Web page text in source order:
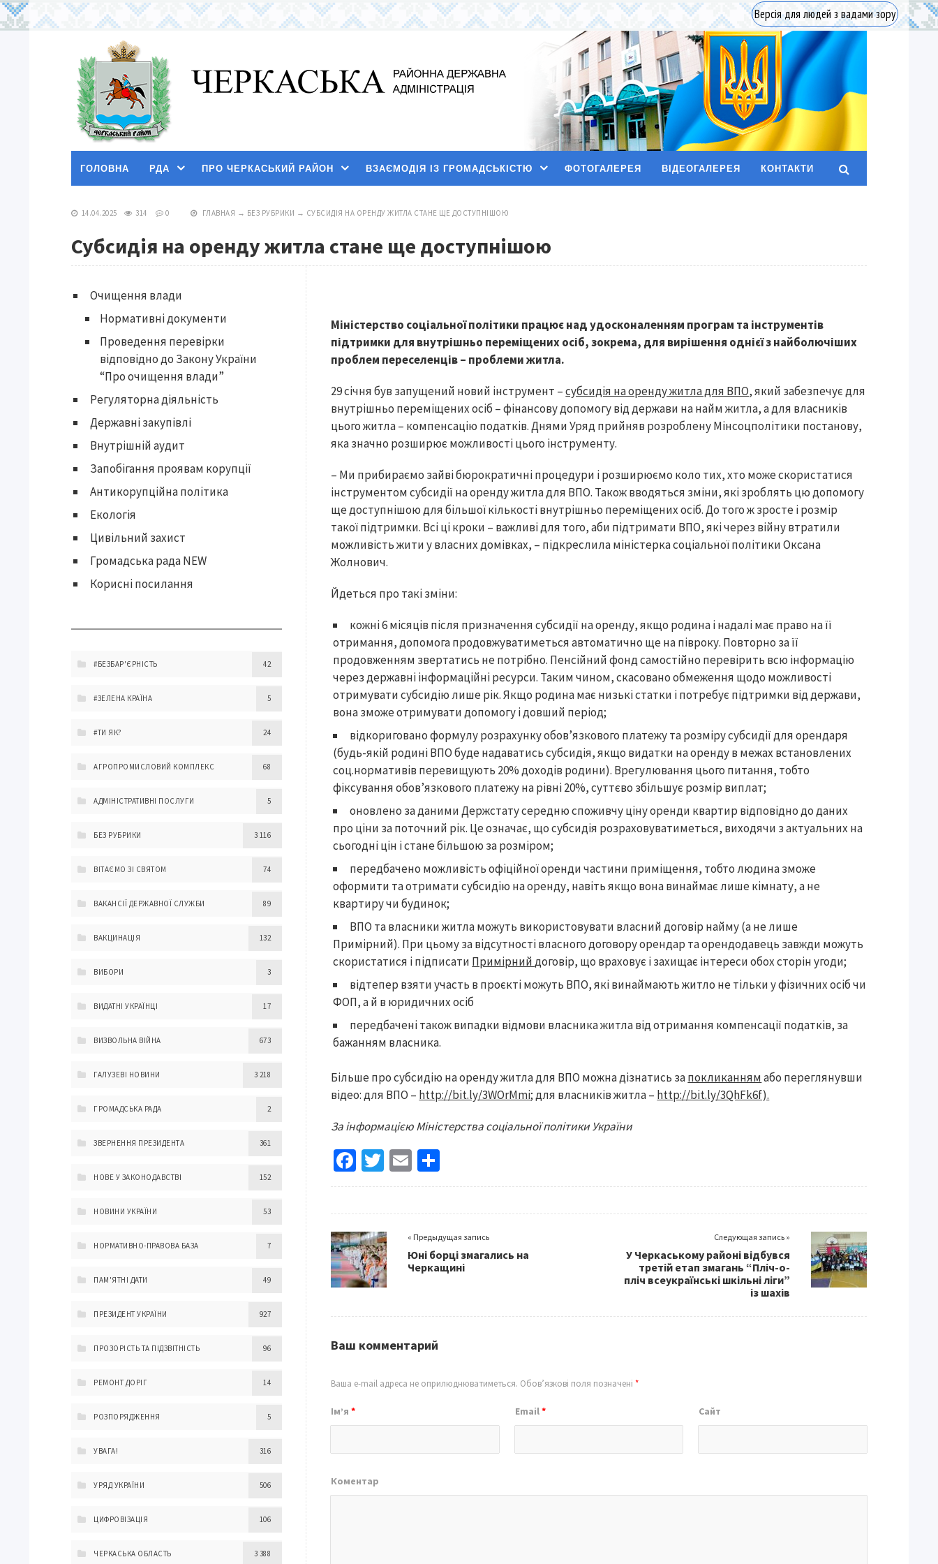
Версія для людей з вадами зору
ГОЛОВНА РДА ПРО ЧЕРКАСЬКИЙ РАЙОН ВЗАЄМОДІЯ ІЗ ГРОМАДСЬКІСТЮ ФОТОГАЛЕРЕЯ ВІДЕОГАЛЕРЕЯ КОНТАКТИ
14.04.2025 314 0 ГЛАВНАЯ → БЕЗ РУБРИКИ → СУБСИДІЯ НА ОРЕНДУ ЖИТЛА СТАНЕ ЩЕ ДОСТУПНІШОЮ
Субсидія на оренду житла стане ще доступнішою
Міністерство соціальної політики працює над удосконаленням програм та інструментів
підтримки для внутрішньо переміщених осіб, зокрема, для вирішення однієї з найболючіших
проблем переселенців – проблеми житла.
29 січня був запущений новий інструмент –субсидія на оренду житла для ВПО, який забезпечує для
внутрішньо переміщених осіб – фінансову допомогу від держави на найм житла, а для власників
цього житла – компенсацію податків. Днями Уряд прийняв розроблену Мінсоцполітики постанову,
яка значно розширює можливості цього інструменту.
– Ми прибираємо зайві бюрократичні процедури і розширюємо коло тих, хто може скористатися
інструментом субсидії на оренду житла для ВПО. Також вводяться зміни, які зроблять цю допомогу
ще доступнішою для більшої кількості внутрішньо переміщених осіб. До того ж зросте і розмір
такої підтримки. Всі ці кроки – важливі для того, аби підтримати ВПО, які через війну втратили
можливість жити у власних домівках, – підкреслила міністерка соціальної політики Оксана
Жолнович.
Йдеться про такі зміни:
кожні 6 місяців після призначення субсидії на оренду, якщо родина і надалі має право на її
отримання, допомога продовжуватиметься автоматично ще на півроку. Повторно за її
продовженням звертатись не потрібно. Пенсійний фонд самостійно перевірить всю інформацію
через державні інформаційні ресурси. Таким чином, скасовано обмеження щодо можливості
отримувати субсидію лише рік. Якщо родина має низькі статки і потребує підтримки від держави,
вона зможе отримувати допомогу і довший період;
відкориговано формулу розрахунку обов’язкового платежу та розміру субсидії для орендаря
(будь-якій родині ВПО буде надаватись субсидія, якщо видатки на оренду в межах встановлених
соц.нормативів перевищують 20% доходів родини). Врегулювання цього питання, тобто
фіксування обов’язкового платежу на рівні 20%, суттєво збільшує розмір виплат;
оновлено за даними Держстату середню споживчу ціну оренди квартир відповідно до даних
про ціни за поточний рік. Це означає, що субсидія розраховуватиметься, виходячи з актуальних на
сьогодні цін і стане більшою за розміром;
передбачено можливість офіційної оренди частини приміщення, тобто людина зможе
оформити та отримати субсидію на оренду, навіть якщо вона винаймає лише кімнату, а не
квартиру чи будинок;
ВПО та власники житла можуть використовувати власний договір найму (а не лише
Примірний). При цьому за відсутності власного договору орендар та орендодавець завжди можуть
скористатися і підписати Примірнийдоговір, що враховує і захищає інтереси обох сторін угоди;
відтепер взяти участь в проєкті можуть ВПО, які винаймають житло не тільки у фізичних осіб чи
ФОП, а й в юридичних осіб
передбачені також випадки відмови власника житла від отримання компенсації податків, за
бажанням власника.
Більше про субсидію на оренду житла для ВПО можна дізнатись запокликаннямабо переглянувши
відео: для ВПО – http://bit.ly/3WOrMmi; для власників житла – http://bit.ly/3QhFk6f).
За інформацією Міністерства соціальної політики України
Fa
ce
o
o
k
T
wi
er
E
m
l
h
« Предыдущая запись
Юні борці змагались на
Черкащині
Следующая запись »
У Черкаському районі відбувся
третій етап змагань “Пліч-о-
пліч всеукраїнські шкільні ліги”
із шахів
Ваш комментарий
Ваша e-mail адреса не оприлюднюватиметься. Обов’язкові поля позначені*
Ім’я* Email* Сайт
Коментар
Очищення влади
Нормативні документи
Проведення перевірки
відповідно до Закону України
“Про очищення влади”
Регуляторна діяльність
Державні закупівлі
Внутрішній аудит
Запобігання проявам корупції
Антикорупційна політика
Екологія
Цивільний захист
Громадська рада NEW
Корисні посилання
#БЕЗБАР'ЄРНІСТЬ 42
#ЗЕЛЕНА КРАЇНА 5
#ТИ ЯК? 24
АГРОПРОМИСЛОВИЙ КОМПЛЕКС 68
АДМІНІСТРАТИВНІ ПОСЛУГИ 5
БЕЗ РУБРИКИ 3 116
ВІТАЄМО ЗІ СВЯТОМ 74
ВАКАНСІЇ ДЕРЖАВНОЇ СЛУЖБИ 89
ВАКЦИНАЦІЯ 132
ВИБОРИ 3
ВИДАТНІ УКРАЇНЦІ 17
ВИЗВОЛЬНА ВІЙНА 673
ГАЛУЗЕВІ НОВИНИ 3 218
ГРОМАДСЬКА РАДА 2
ЗВЕРНЕННЯ ПРЕЗИДЕНТА 361
НОВЕ У ЗАКОНОДАВСТВІ 152
НОВИНИ УКРАЇНИ 53
НОРМАТИВНО-ПРАВОВА БАЗА 7
ПАМ'ЯТНІ ДАТИ 49
ПРЕЗИДЕНТ УКРАЇНИ 927
ПРОЗОРІСТЬ ТА ПІДЗВІТНІСТЬ 96
РЕМОНТ ДОРІГ 14
РОЗПОРЯДЖЕННЯ 5
УВАГА! 316
УРЯД УКРАЇНИ 506
ЦИФРОВІЗАЦІЯ 106
ЧЕРКАСЬКА ОБЛАСТЬ 3 388